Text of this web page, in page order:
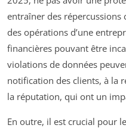
entraîner des
des opérations d’une
financières pouvant être
violations de données
notification des clients, à la
la réputation, qui ont un
En outre, il est crucial pour